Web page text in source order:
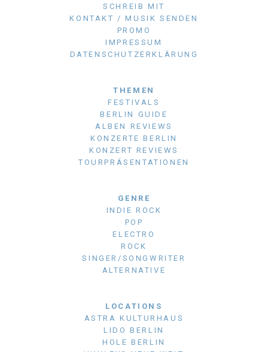
SCHREIB MIT
KONTAKT / MUSIK SENDEN
PROMO
IMPRESSUM
DATENSCHUTZERKLÄRUNG
THEMEN
FESTIVALS
BERLIN GUIDE
ALBEN REVIEWS
KONZERTE BERLIN
KONZERT REVIEWS
TOURPRÄSENTATIONEN
GENRE
INDIE ROCK
POP
ELECTRO
ROCK
SINGER/SONGWRITER
ALTERNATIVE
LOCATIONS
ASTRA KULTURHAUS
LIDO BERLIN
HOLE BERLIN